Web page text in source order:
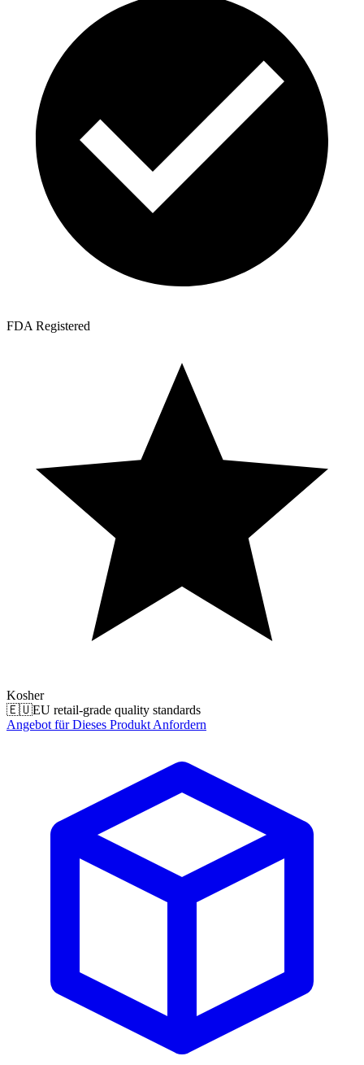
FDA Registered
Kosher
🇪🇺EU retail-grade quality standards
Angebot für Dieses Produkt Anfordern